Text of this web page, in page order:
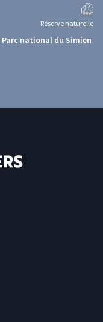
Réserve naturelle
Parc national du Simien